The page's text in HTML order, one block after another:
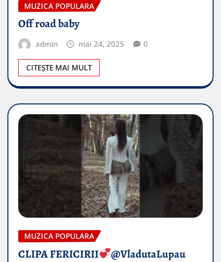
MUZICA POPULARA
Off road baby
admin mai 24, 2025 0
CITEȘTE MAI MULT
MUZICA POPULARA
CLIPA FERICIRII @VladutaLupau